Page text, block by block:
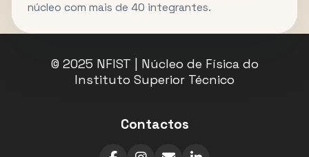
núcleo com mais de 40 integrantes.
© 2025 NFIST | Núcleo de Física do
Instituto Superior Técnico
Contactos